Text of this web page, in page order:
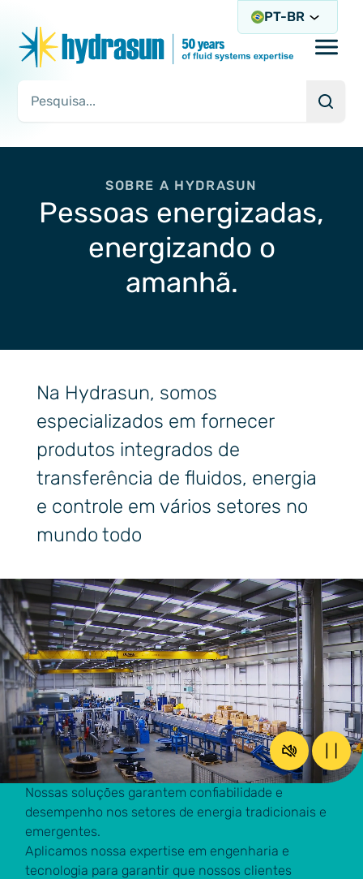
Consulta de pesquisa
PT-BR
SOBRE A HYDRASUN
Pessoas energizadas,
energizando o
amanhã.
Na Hydrasun, somos
especializados em fornecer
produtos integrados de
transferência de fluidos, energia
e controle em vários setores no
mundo todo
Restaure o
Nossas soluções garantem confiabilidade e
desempenho nos setores de energia tradicionais e
emergentes.
Aplicamos nossa expertise em engenharia e
tecnologia para garantir que nossos clientes